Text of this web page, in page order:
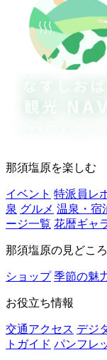
那須塩原を楽しむ
イベント 特派員レ
泉 グルメ 温泉・宿
ージ一覧 花暦ギャ
那須塩原の見どころ
ショップ 季節の魅
お役立ち情報
交通アクセス デジ
トガイド パンフレ